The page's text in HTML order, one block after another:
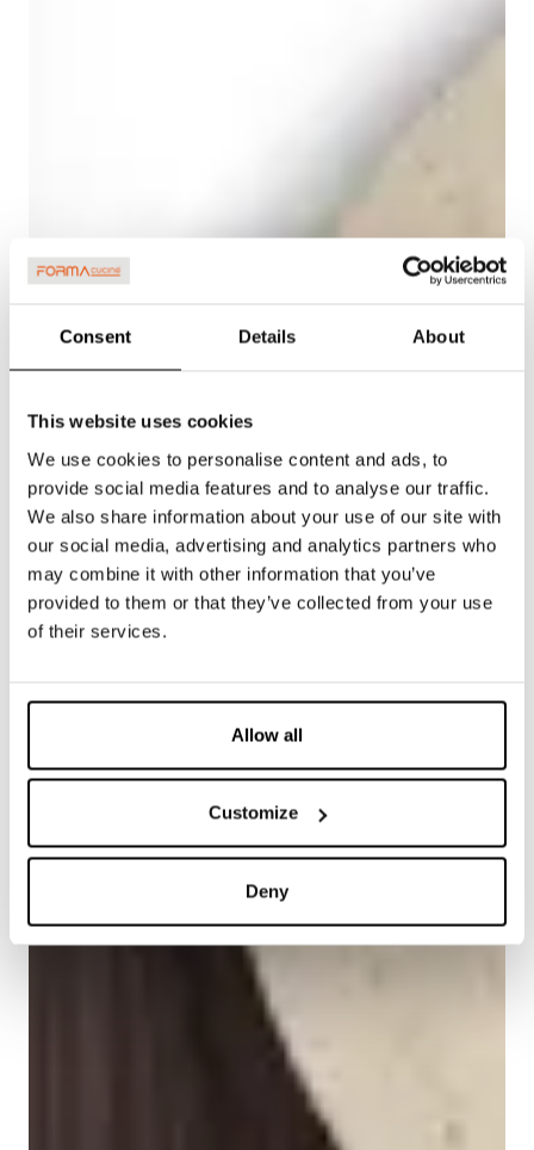
Consent Details About
This website uses cookies
We use cookies to personalise content and ads, to
provide social media features and to analyse our traffic.
We also share information about your use of our site with
our social media, advertising and analytics partners who
may combine it with other information that you’ve
provided to them or that they’ve collected from your use
of their services.
Allow all
Customize
Deny